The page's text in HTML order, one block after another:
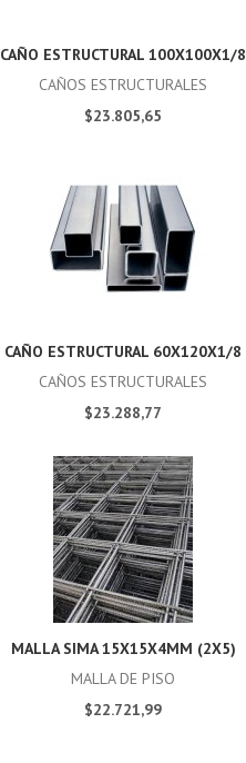
CAÑO ESTRUCTURAL 100X100X1/8
CAÑOS ESTRUCTURALES
$23.805,65
CAÑO ESTRUCTURAL 60X120X1/8
CAÑOS ESTRUCTURALES
$23.288,77
MALLA SIMA 15X15X4MM (2X5)
MALLA DE PISO
$22.721,99